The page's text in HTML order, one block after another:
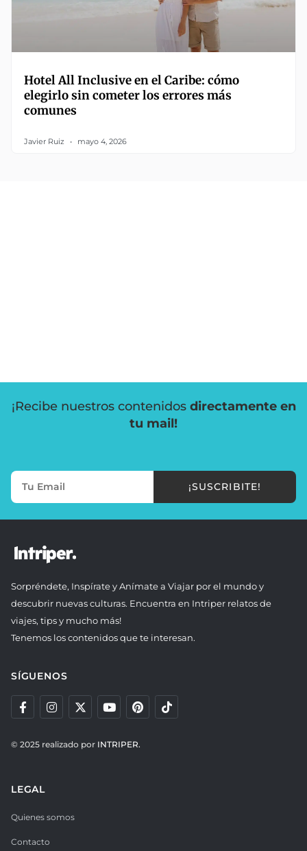
Hotel All Inclusive en el Caribe: cómo
elegirlo sin cometer los errores más
comunes
Javier Ruiz mayo 4, 2026
¡Recibe nuestros contenidos directamente en
tu mail!
¡SUSCRIBITE!
Sorpréndete, Inspírate y Anímate a Viajar por el mundo y
descubrir nuevas culturas. Encuentra en Intriper relatos de
viajes, tips y mucho más!
Tenemos los contenidos que te interesan.
SÍGUENOS
© 2025 realizado por INTRIPER.
LEGAL
Quienes somos
Contacto